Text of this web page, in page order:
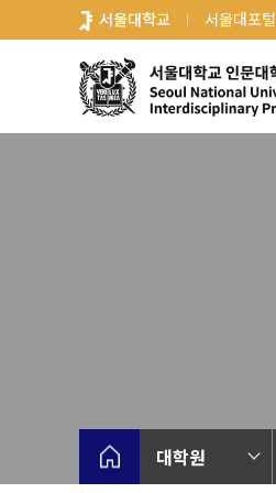
로
서울대학교 서울대포털
대학원